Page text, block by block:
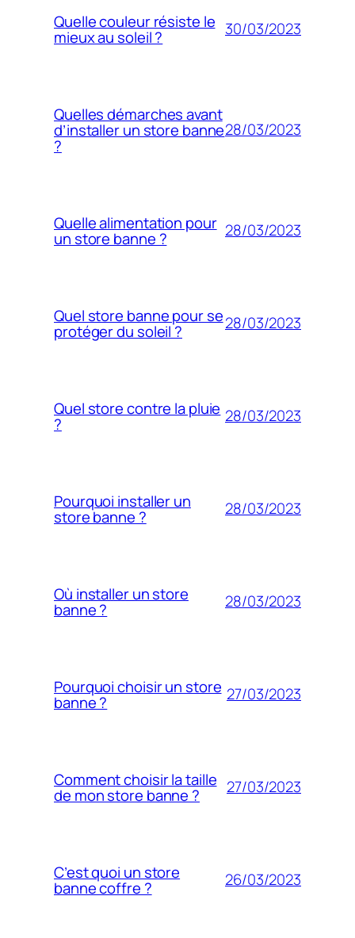
Quelle couleur résiste le
mieux au soleil ? 30/03/2023
Quelles démarches avant
d’installer un store banne
?
28/03/2023
Quelle alimentation pour
un store banne ? 28/03/2023
Quel store banne pour se
protéger du soleil ? 28/03/2023
Quel store contre la pluie
? 28/03/2023
Pourquoi installer un
store banne ? 28/03/2023
Où installer un store
banne ? 28/03/2023
Pourquoi choisir un store
banne ? 27/03/2023
Comment choisir la taille
de mon store banne ? 27/03/2023
C’est quoi un store
banne coffre ? 26/03/2023